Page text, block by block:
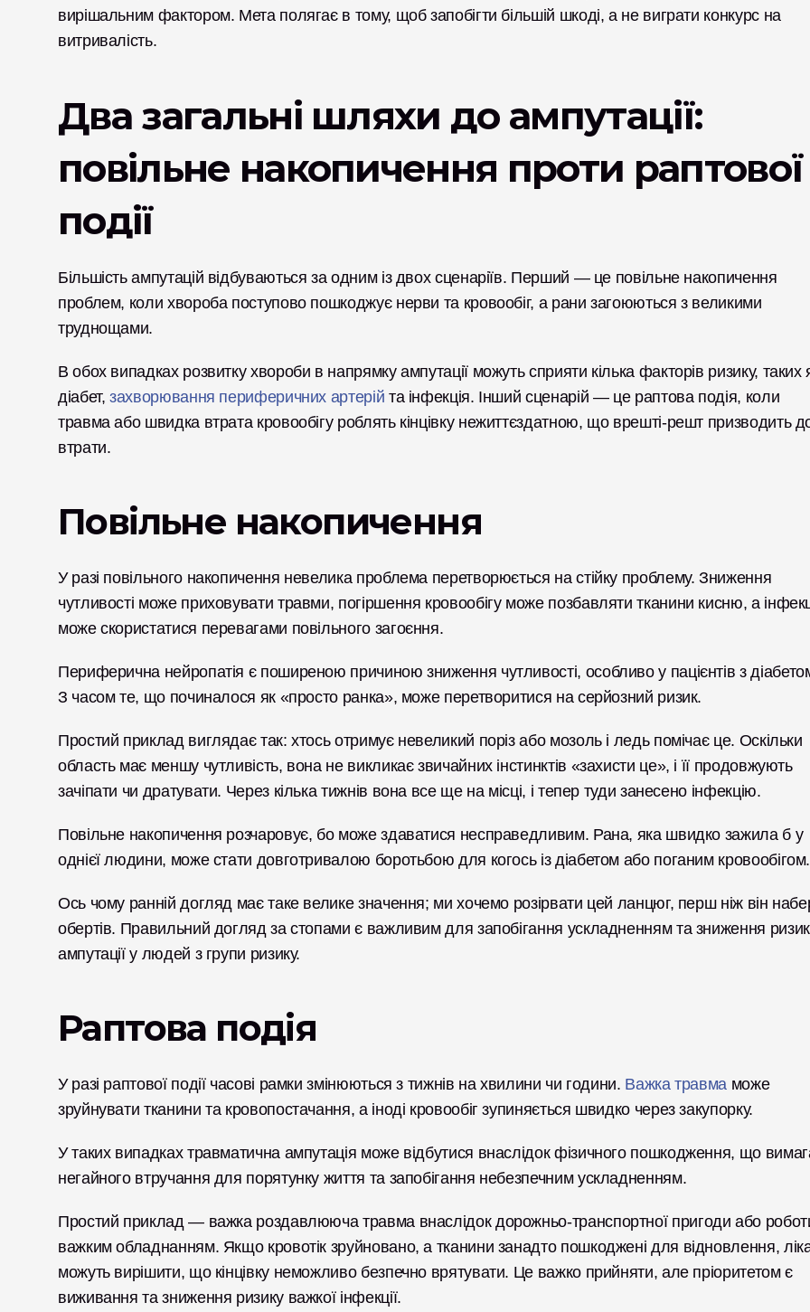
вирішальним фактором. Мета полягає в тому, щоб запобігти більшій шкоді, а не виграти конкурс на
витривалість.
Два загальні шляхи до ампутації:
повільне накопичення проти раптової
події
Більшість ампутацій відбуваються за одним із двох сценаріїв. Перший — це повільне накопичення
проблем, коли хвороба поступово пошкоджує нерви та кровообіг, а рани загоюються з великими
труднощами.
В обох випадках розвитку хвороби в напрямку ампутації можуть сприяти кілька факторів ризику, таких
діабет, захворювання периферичних артерій та інфекція. Інший сценарій — це раптова подія, коли
травма або швидка втрата кровообігу роблять кінцівку нежиттєздатною, що врешті-решт призводить до
втрати.
Повільне накопичення
У разі повільного накопичення невелика проблема перетворюється на стійку проблему. Зниження
чутливості може приховувати травми, погіршення кровообігу може позбавляти тканини кисню, а
може скористатися перевагами повільного загоєння.
Периферична нейропатія є поширеною причиною зниження чутливості, особливо у пацієнтів з
З часом те, що починалося як «просто ранка», може перетворитися на серйозний ризик.
Простий приклад виглядає так: хтось отримує невеликий поріз або мозоль і ледь помічає це. Оскільки
область має меншу чутливість, вона не викликає звичайних інстинктів «захисти це», і її продовжують
зачіпати чи дратувати. Через кілька тижнів вона все ще на місці, і тепер туди занесено інфекцію.
Повільне накопичення розчаровує, бо може здаватися несправедливим. Рана, яка швидко зажила б у
однієї людини, може стати довготривалою боротьбою для когось із діабетом або поганим кровообігом.
Ось чому ранній догляд має таке велике значення; ми хочемо розірвати цей ланцюг, перш ніж він
обертів. Правильний догляд за стопами є важливим для запобігання ускладненням та зниження
ампутації у людей з групи ризику.
Раптова подія
У разі раптової події часові рамки змінюються з тижнів на хвилини чи години. Важка травма може
зруйнувати тканини та кровопостачання, а іноді кровообіг зупиняється швидко через закупорку.
У таких випадках травматична ампутація може відбутися внаслідок фізичного пошкодження, що
негайного втручання для порятунку життя та запобігання небезпечним ускладненням.
Простий приклад — важка роздавлююча травма внаслідок дорожньо-транспортної пригоди або
важким обладнанням. Якщо кровотік зруйновано, а тканини занадто пошкоджені для відновлення,
можуть вирішити, що кінцівку неможливо безпечно врятувати. Це важко прийняти, але пріоритетом є
виживання та зниження ризику важкої інфекції.